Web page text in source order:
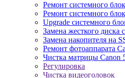
Ремонт системного
Ремонт системного
Upgrade системного
Замена жесткого диска
Замена накопителя на
Ремонт фотоаппарата
Чистка матрицы Canon
Регулировка
Чистка видеоголовок